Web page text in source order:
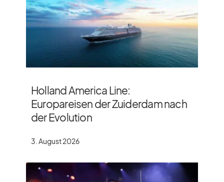
Holland America Line:
Europareisen der Zuiderdam nach
der Evolution
3. August 2026